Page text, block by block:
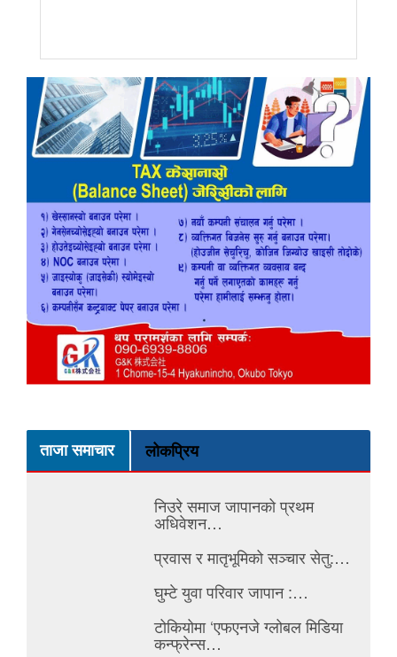
ताजा समाचार लोकप्रिय
निउरे समाज जापानको प्रथम
अधिवेशन…
प्रवास र मातृभूमिको सञ्चार सेतु:…
घुम्टे युवा परिवार जापान :…
टोकियोमा ‘एफएनजे ग्लोबल मिडिया
कन्फ्रेन्स…